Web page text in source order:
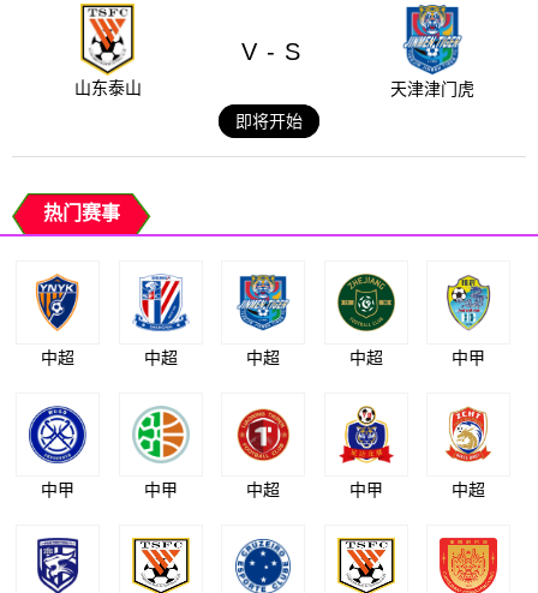
山东泰山
V - S
天津津门虎
即将开始
热门赛事
中超 中超 中超 中超 中甲
中甲 中甲 中超 中甲 中超